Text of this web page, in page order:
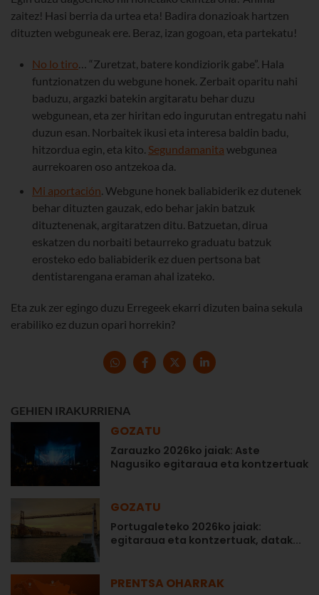
zaitez! Hasi berria da urtea eta! Badira donazioak hartzen
dituzten webguneak ere. Beraz, izan gogoan, eta partekatu!
No lo tiro… “Zuretzat, batere kondiziorik gabe”. Hala
funtzionatzen du webgune honek. Zerbait oparitu nahi
baduzu, argazki batekin argitaratu behar duzu
webgunean, eta zer hiritan edo ingurutan entregatu nahi
duzun esan. Norbaitek ikusi eta interesa baldin badu,
hitzordua egin, eta kito. Segundamanita webgunea
aurrekoaren oso antzekoa da.
Mi aportación. Webgune honek baliabiderik ez dutenek
behar dituzten gauzak, edo behar jakin batzuk
dituztenenak, argitaratzen ditu. Batzuetan, dirua
eskatzen du norbaiti betaurreko graduatu batzuk
erosteko edo baliabiderik ez duen pertsona bat
dentistarengana eraman ahal izateko.
Eta zuk zer egingo duzu Erregeek ekarri dizuten baina sekula
erabiliko ez duzun opari horrekin?
GEHIEN IRAKURRIENA
GOZATU
Zarauzko 2026ko jaiak: Aste
Nagusiko egitaraua eta kontzertuak
GOZATU
Portugaleteko 2026ko jaiak:
egitaraua eta kontzertuak, datak...
PRENTSA OHARRAK